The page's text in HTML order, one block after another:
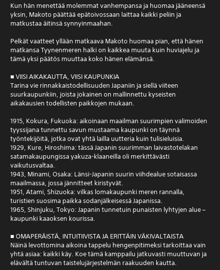
Kun hän menettää molemmat vanhempansa ja huomaa jääneensä
yksin, Makoto päättää epätoivossaan laittaa kaikki peliin ja
matkustaa äitinsä synnyinmaahan.
Pelkät vaatteet yllään matkaava Makoto huomaa pian, että hänen
matkansa Tyynenmeren halki on kaikkea muuta kuin huviajelu ja
tämä yksi päätös muuttaa koko hänen elämänsä.
■ VIISI AIKAKAUTTA, VIISI KAUPUNKIA
Tarina vie rinnakkaistodellisuuden Japaniin ja siellä viiteen
suurkaupunkiin, joista jokainen on mallinnettu kyseisten
aikakausien todellisten paikkojen mukaan.
1915, Kokura, Fukuoka: aikoinaan maailman suurimpien valimoiden
tyyssijana tunnettu savun mustaama kaupunki on täynnä
työntekijöitä, jotka ovat yhtä lailla uutteria kuin tulisieluisia.
1929, Kure, Hiroshima: tässä Japanin suurimman laivastotelakan
satamakaupungissa yakuza-klaaneilla oli merkittävästi
vaikutusvaltaa.
1943, Minami, Osaka: Länsi-Japanin suurin viihdealue sotaisassa
maailmassa, jossa jännitteet kiristyvät.
1951, Atami, Shizuoka: vilkas lomakaupunki meren rannalla,
turistien suosima paikka sodanjälkeisessä Japanissa.
1965, Shinjuku, Tokyo: Japanin tunnetuin punaisten lyhtyjen alue –
kaupunki kaaoksen kourissa.
■ OMAPERÄISTÄ, INTUITIIVISTA JA ERITTÄIN VÄKIVALTAISTA
Näinä levottomina aikoina tappelu hengenpitimeksi tarkoittaa vain
yhtä asiaa: kaikki käy. Koe tämä kamppailu jatkuvasti muuttuvan ja
elävältä tuntuvan taistelujärjestelmän raakuuden kautta.